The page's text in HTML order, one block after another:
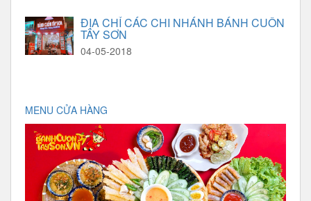
ĐỊA CHỈ CÁC CHI NHÁNH BÁNH CUỐN
TÂY SƠN
04-05-2018
MENU CỬA HÀNG